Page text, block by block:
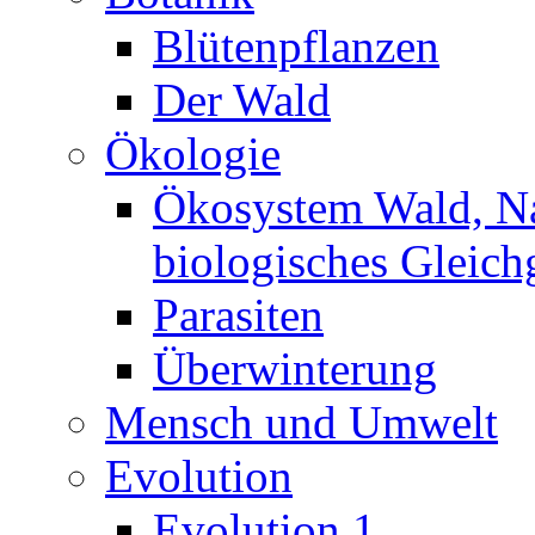
Blütenpflanzen
Der Wald
Ökologie
Ökosystem Wald,
biologisches
Parasiten
Überwinterung
Mensch und Umwelt
Evolution